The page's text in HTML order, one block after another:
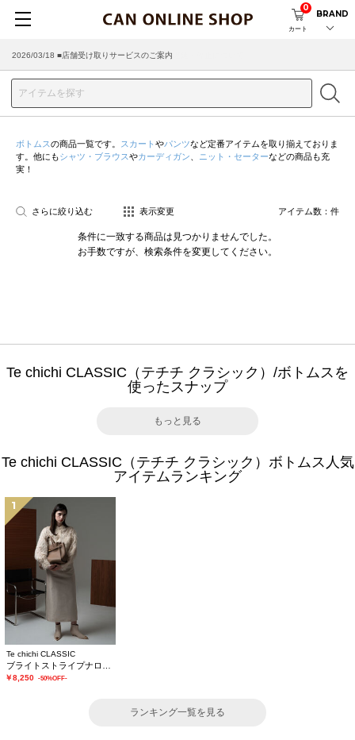
カート
0
BRAND
2026/03/18 ■店舗受け取りサービスのご案内
ボトムスの商品一覧です。 スカート やパンツなど定番アイテムを取り揃えておりま
す。他にもシャツ・ブラウスやカーディガン ニット・セーターなどの商品も充
実！
さらに絞り込む 表示変更 アイテム数： 件
条件に一致する商品は見つかりませんでした。
お手数ですが、検索条件を変更してください。
Te chichi CLASSIC（テチチ クラシック）/ボトムスを
使ったスナップ
もっと見る
Te chichi CLASSIC（テチチ クラシック）ボトムス人気
アイテムランキング
1
Te chichi CLASSIC
￥8,250 -50%OFF-
ランキング一覧を見る